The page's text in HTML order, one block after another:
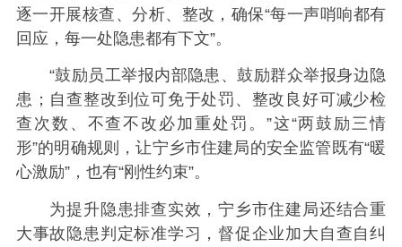
逐一开展核查、分析、整改，确保“每一声哨响都有
回应，每一处隐患都有下文”。
“鼓励员工举报内部隐患、鼓励群众举报身边隐
患；自查整改到位可免于处罚、整改良好可减少检
查次数、不查不改必加重处罚。”这“两鼓励三情
形”的明确规则，让宁乡市住建局的安全监管既有“暖
心激励”，也有“刚性约束”。
为提升隐患排查实效，宁乡市住建局还结合重
大事故隐患判定标准学习，督促企业加大自查自纠